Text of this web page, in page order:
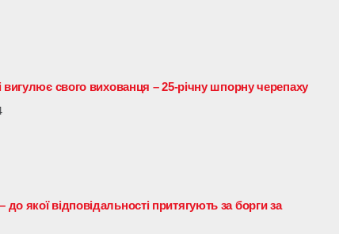
вигулює свого вихованця – 25-річну шпорну черепаху
якої відповідальності притягують за борги за